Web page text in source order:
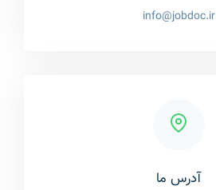
info@jobdoc.ir
آدرس ما